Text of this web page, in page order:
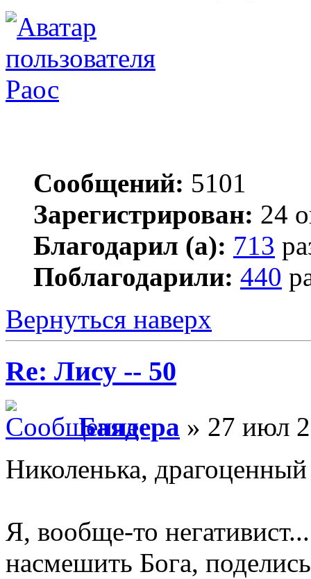
Раос
Сообщений: 5101
Зарегистрирован: 24
Благодарил (а): 713
Поблагодарили: 440
Вернуться наверх
Re: Лису -- 50
Баядера » 27 июл
Николенька,
Я, вообще-то
насмешить Бога,